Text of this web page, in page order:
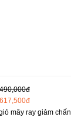
mây ray giảm chấn